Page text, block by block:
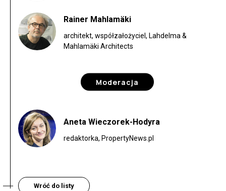
Rainer Mahlamäki
architekt, współzałożyciel, Lahdelma &
Mahlamäki Architects
Moderacja
Aneta Wieczorek-Hodyra
redaktorka, PropertyNews.pl
Wróć do listy